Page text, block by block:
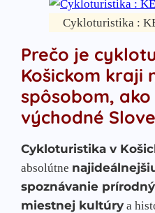
Cykloturistika :
Prečo je
Košickom kraji
spôsobom,
východné
Cykloturistika v
absolútne
spoznávanie
miestnej kultúry a